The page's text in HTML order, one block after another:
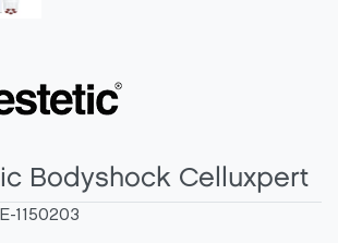
Bodyshock Celluxpert
1150203